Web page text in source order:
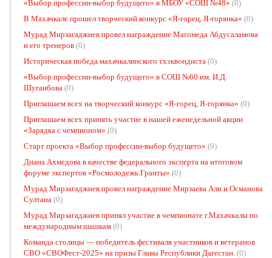
«Выбор профессии-выбор будущего» в МБОУ «СОШ №48» (0)
В Махачкале прошел творческий конкурс «Я-горец, Я-горянка» (0)
Мурад Мирзагаджиев провел награждение Магомеда Абдусаламова
и его тренеров (0)
Историческая победа махачкалинского тхэквондиста (0)
«Выбор профессии-выбор будущего» в СОШ №60 им. И.Д.
Шугаибова (0)
Приглашаем всех на творческий конкурс «Я-горец, Я-горянка» (0)
Приглашаем всех принять участие в нашей еженедельной акции
«Зарядка с чемпионом» (0)
Старт проекта «Выбор профессии-выбор будущего» (0)
Диана Ахмедова в качестве федерального эксперта на итоговом
форуме экспертов «Росмолодежь.Гранты» (0)
Мурад Мирзагаджиев провел награждение Мирзаева Али и Османова
Султана (0)
Мурад Мирзагаджиев принял участие в чемпионате г.Махачкалы по
международным шашкам (0)
Команда столицы — победитель фестиваля участников и ветеранов
СВО «СВОФест-2025» на призы Главы Республики Дагестан. (0)